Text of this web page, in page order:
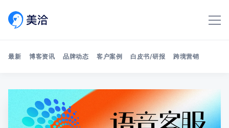
最新 博客资讯 品牌动态 客户案例 白皮书/研报 跨境营销